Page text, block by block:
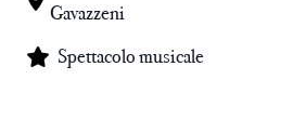
Gavazzeni
Spettacolo musicale